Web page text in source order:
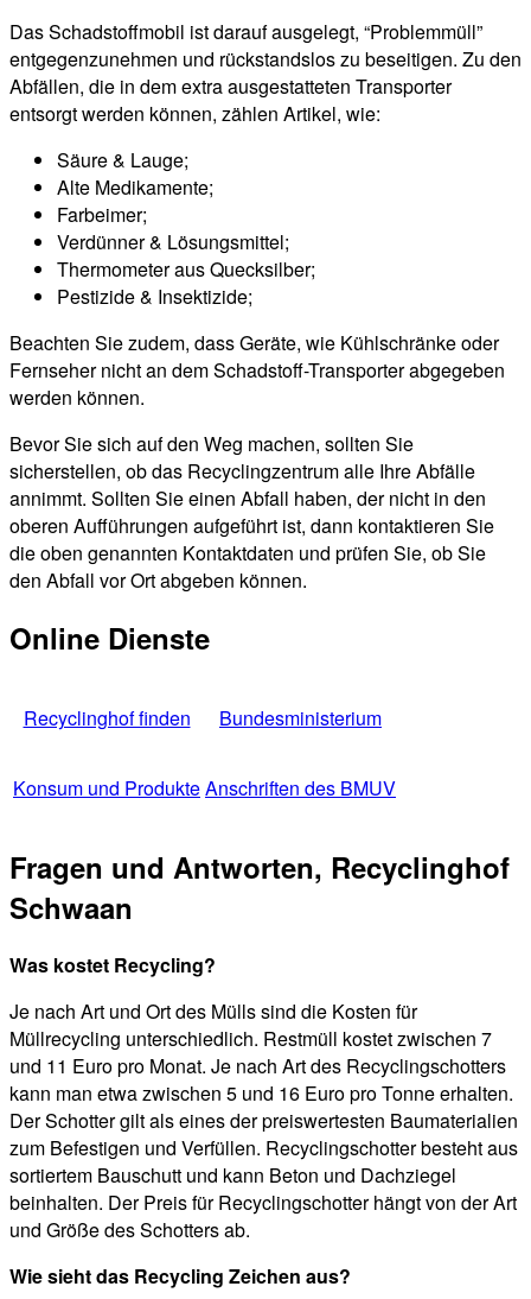
Das Schadstoffmobil ist darauf ausgelegt, “Problemmüll”
entgegenzunehmen und rückstandslos zu beseitigen. Zu den
Abfällen, die in dem extra ausgestatteten Transporter
entsorgt werden können, zählen Artikel, wie:
Säure & Lauge;
Alte Medikamente;
Farbeimer;
Verdünner & Lösungsmittel;
Thermometer aus Quecksilber;
Pestizide & Insektizide;
Beachten Sie zudem, dass Geräte, wie Kühlschränke oder
Fernseher nicht an dem Schadstoff-Transporter abgegeben
werden können.
Bevor Sie sich auf den Weg machen, sollten Sie
sicherstellen, ob das Recyclingzentrum alle Ihre Abfälle
annimmt. Sollten Sie einen Abfall haben, der nicht in den
oberen Aufführungen aufgeführt ist, dann kontaktieren Sie
die oben genannten Kontaktdaten und prüfen Sie, ob Sie
den Abfall vor Ort abgeben können.
Online Dienste
Recyclinghof finden Bundesministerium
Konsum und ProdukteAnschriften des BMUV
Fragen und Antworten, Recyclinghof
Schwaan
Was kostet Recycling?
Je nach Art und Ort des Mülls sind die Kosten für
Müllrecycling unterschiedlich. Restmüll kostet zwischen 7
und 11 Euro pro Monat. Je nach Art des Recyclingschotters
kann man etwa zwischen 5 und 16 Euro pro Tonne erhalten.
Der Schotter gilt als eines der preiswertesten Baumaterialien
zum Befestigen und Verfüllen. Recyclingschotter besteht aus
sortiertem Bauschutt und kann Beton und Dachziegel
beinhalten. Der Preis für Recyclingschotter hängt von der Art
und Größe des Schotters ab.
Wie sieht das Recycling Zeichen aus?